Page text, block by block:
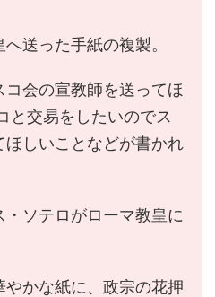
送った手紙の複製。
会の宣教師を送ってほ
と交易をしたいのでス
しいことなどが書かれ
ソテロがローマ教皇に
かな紙に、政宗の花押